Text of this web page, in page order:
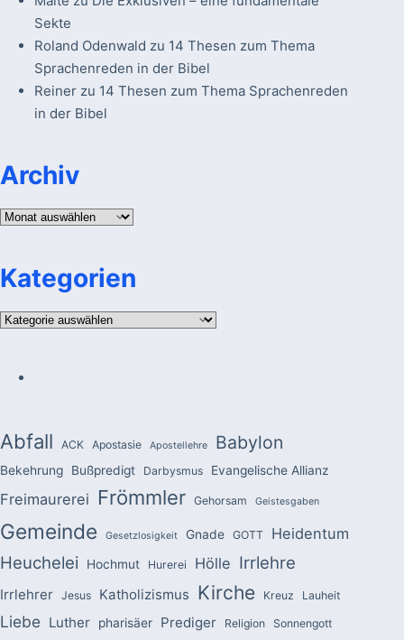
Sekte
Roland Odenwald zu 14 Thesen zum Thema
Sprachenreden in der Bibel
Reinerzu 14 Thesen zum Thema Sprachenreden
in der Bibel
Archiv
Archiv
Kategorien
Kategorien
Abfall ACK Apostasie Apostellehre Babylon
Bekehrung Bußpredigt Darbysmus Evangelische Allianz
Freimaurerei Frömmler Gehorsam Geistesgaben
Gemeinde Gesetzlosigkeit Gnade GOTT Heidentum
Heuchelei Hochmut Hurerei Hölle Irrlehre
Irrlehrer Jesus Katholizismus Kirche Kreuz Lauheit
Liebe Luther pharisäer Prediger Religion Sonnengott